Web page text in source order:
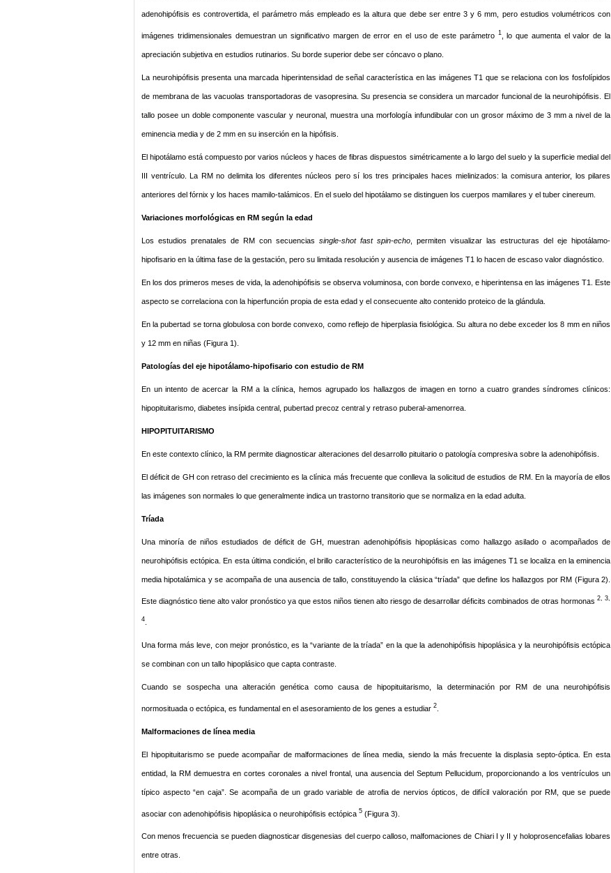
adenohipófisis es controvertida, el parámetro más empleado es la altura que debe ser entre 3 y 6 mm, pero estudios volumétricos con
imágenes tridimensionales demuestran un significativo margen de error en el uso de este parámetro 1, lo que aumenta el valor de la
apreciación subjetiva en estudios rutinarios. Su borde superior debe ser cóncavo o plano.
La neurohipófisis presenta una marcada hiperintensidad de señal característica en las imágenes T1 que se relaciona con los fosfolípidos
de membrana de las vacuolas transportadoras de vasopresina. Su presencia se considera un marcador funcional de la neurohipófisis. El
tallo posee un doble componente vascular y neuronal, muestra una morfología infundibular con un grosor máximo de 3 mm a nivel de la
eminencia media y de 2 mm en su inserción en la hipófisis.
El hipotálamo está compuesto por varios núcleos y haces de fibras dispuestos simétricamente a lo largo del suelo y la superficie medial del
III ventrículo. La RM no delimita los diferentes núcleos pero sí los tres principales haces mielinizados: la comisura anterior, los pilares
anteriores del fórnix y los haces mamilo-talámicos. En el suelo del hipotálamo se distinguen los cuerpos mamilares y el tuber cinereum.
Variaciones morfológicas en RM según la edad
Los estudios prenatales de RM con secuencias single-shot fast spin-echo , permiten visualizar las estructuras del eje hipotálamo-
hipofisario en la última fase de la gestación, pero su limitada resolución y ausencia de imágenes T1 lo hacen de escaso valor diagnóstico.
En los dos primeros meses de vida, la adenohipófisis se observa voluminosa, con borde convexo, e hiperintensa en las imágenes T1. Este
aspecto se correlaciona con la hiperfunción propia de esta edad y el consecuente alto contenido proteico de la glándula.
En la pubertad se torna globulosa con borde convexo, como reflejo de hiperplasia fisiológica. Su altura no debe exceder los 8 mm en niños
y 12 mm en niñas (Figura 1).
Patologías del eje hipotálamo-hipofisario con estudio de RM
En un intento de acercar la RM a la clínica, hemos agrupado los hallazgos de imagen en torno a cuatro grandes síndromes clínicos:
hipopituitarismo, diabetes insípida central, pubertad precoz central y retraso puberal-amenorrea.
HIPOPITUITARISMO
En este contexto clínico, la RM permite diagnosticar alteraciones del desarrollo pituitario o patología compresiva sobre la adenohipófisis.
El déficit de GH con retraso del crecimiento es la clínica más frecuente que conlleva la solicitud de estudios de RM. En la mayoría de ellos
las imágenes son normales lo que generalmente indica un trastorno transitorio que se normaliza en la edad adulta.
Tríada
Una minoría de niños estudiados de déficit de GH, muestran adenohipófisis hipoplásicas como hallazgo asilado o acompañados de
neurohipófisis ectópica. En esta última condición, el brillo característico de la neurohipófisis en las imágenes T1 se localiza en la eminencia
media hipotalámica y se acompaña de una ausencia de tallo, constituyendo la clásica “tríada” que define los hallazgos por RM (Figura 2).
Este diagnóstico tiene alto valor pronóstico ya que estos niños tienen alto riesgo de desarrollar déficits combinados de otras hormonas 2, 3,
4
Una forma más leve, con mejor pronóstico, es la “variante de la tríada” en la que la adenohipófisis hipoplásica y la neurohipófisis ectópica
se combinan con un tallo hipoplásico que capta contraste.
Cuando se sospecha una alteración genética como causa de hipopituitarismo, la determinación por RM de una neurohipófisis
normosituada o ectópica, es fundamental en el asesoramiento de los genes a estudiar 2
Malformaciones de línea media
El hipopituitarismo se puede acompañar de malformaciones de línea media, siendo la más frecuente la displasia septo-óptica. En esta
entidad, la RM demuestra en cortes coronales a nivel frontal, una ausencia del Septum Pellucidum, proporcionando a los ventrículos un
típico aspecto “en caja”. Se acompaña de un grado variable de atrofia de nervios ópticos, de difícil valoración por RM, que se puede
asociar con adenohipófisis hipoplásica o neurohipófisis ectópica 5 (Figura 3).
Con menos frecuencia se pueden diagnosticar disgenesias del cuerpo calloso, malfomaciones de Chiari I y II y holoprosencefalias lobares
entre otras.